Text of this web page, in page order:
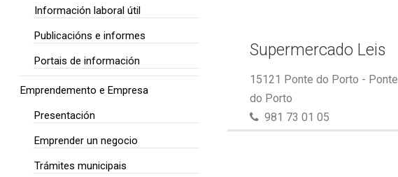
Supermercado Leis
15121 Ponte do Porto - Ponte
do Porto
981 73 01 05
Información laboral útil
Publicacións e informes
Portais de información
Emprendemento e Empresa
Presentación
Emprender un negocio
Trámites municipais